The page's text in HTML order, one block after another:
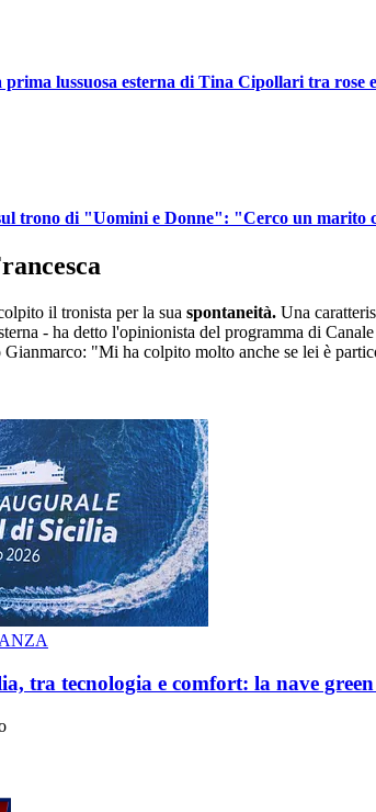
lussuosa esterna di Tina Cipollari tra rose
trono di "Uomini e Donne": "Cerco un marito
il tronista per la sua spontaneità. Una
- ha detto l'opinionista del programma di
Gianmarco: "Mi ha colpito molto anche se lei è
tra tecnologia e comfort: la nave